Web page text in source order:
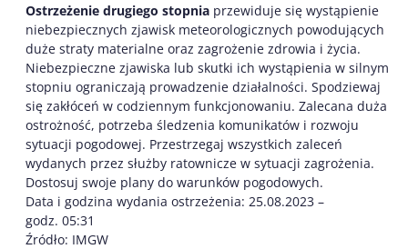
Ostrzeżenie drugiego stopnia przewiduje się wystąpienie
niebezpiecznych zjawisk meteorologicznych powodujących
duże straty materialne oraz zagrożenie zdrowia i życia.
Niebezpieczne zjawiska lub skutki ich wystąpienia w silnym
stopniu ograniczają prowadzenie działalności. Spodziewaj
się zakłóceń w codziennym funkcjonowaniu. Zalecana duża
ostrożność, potrzeba śledzenia komunikatów i rozwoju
sytuacji pogodowej. Przestrzegaj wszystkich zaleceń
wydanych przez służby ratownicze w sytuacji zagrożenia.
Dostosuj swoje plany do warunków pogodowych.
Data i godzina wydania ostrzeżenia: 25.08.2023 –
godz. 05:31
Źródło: IMGW